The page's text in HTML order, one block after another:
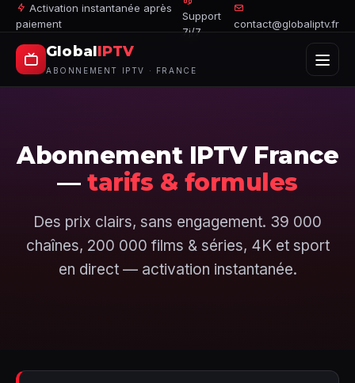
Activation instantanée après
paiement
Support
7j/7
contact@globaliptv.fr
GlobalIPTV
ABONNEMENT IPTV · FRANCE
Abonnement IPTV France
—tarifs & formules
Des prix clairs, sans engagement. 39 000
chaînes, 200 000 films & séries, 4K et sport
en direct — activation instantanée.